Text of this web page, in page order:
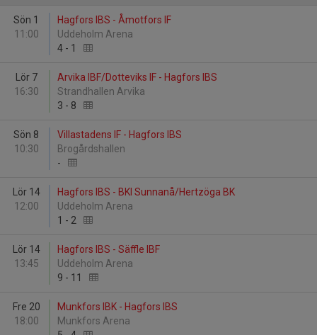
Sön 1
11:00
Hagfors IBS - Åmotfors IF
Uddeholm Arena
4 - 1
Lör 7
16:30
Arvika IBF/Dotteviks IF - Hagfors IBS
Strandhallen Arvika
3 - 8
Sön 8
10:30
Villastadens IF - Hagfors IBS
Brogårdshallen
-
Lör 14
12:00
Hagfors IBS - BKI Sunnanå/Hertzöga BK
Uddeholm Arena
1 - 2
Lör 14
13:45
Hagfors IBS - Säffle IBF
Uddeholm Arena
9 - 11
Fre 20
18:00
Munkfors IBK - Hagfors IBS
Munkfors Arena